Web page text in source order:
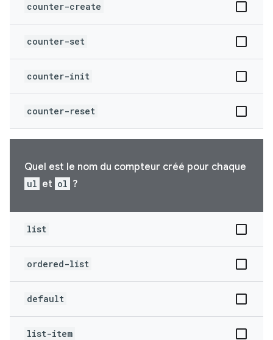
counter-create
counter-set
counter-init
counter-reset
Quel est le nom du compteur créé pour chaque
ul et ol ?
list
ordered-list
default
list-item